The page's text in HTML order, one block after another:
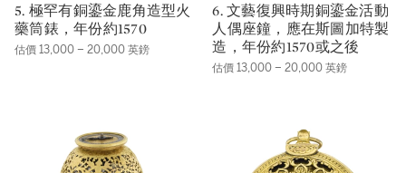
5. 極罕有銅鎏金鹿角造型火
藥筒錶，年份約1570
估價 13,000 – 20,000 英鎊
6. 文藝復興時期銅鎏金活動
人偶座鐘，應在斯圖加特製
造，年份約1570或之後
估價 13,000 – 20,000 英鎊